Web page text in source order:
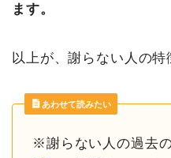
ます。
以上が、謝らない人の特
あわせて読みたい
※謝らない人の過去の